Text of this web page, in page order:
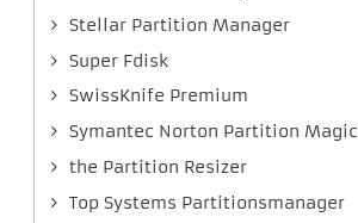
Stellar Partition Manager
Super Fdisk
SwissKnife Premium
Symantec Norton Partition Magic
the Partition Resizer
Top Systems Partitionsmanager